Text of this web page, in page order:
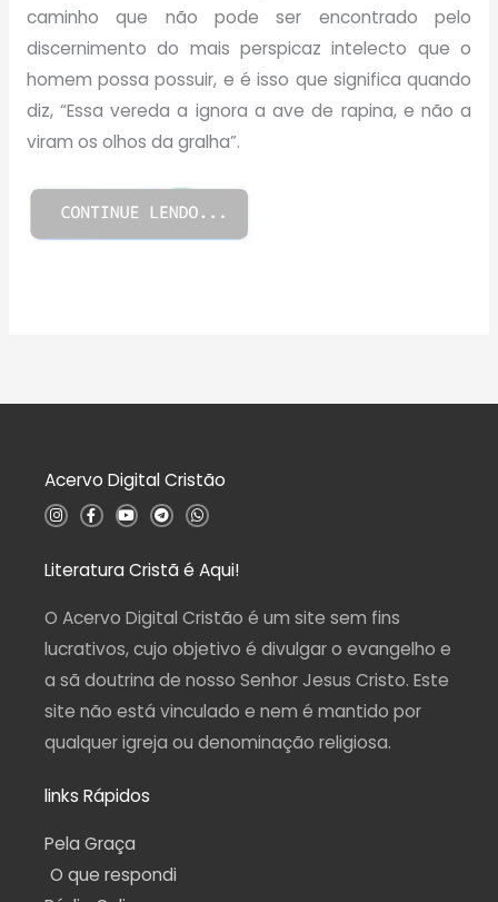
caminho que não pode ser encontrado pelo
discernimento do mais perspicaz intelecto que o
homem possa possuir, e é isso que significa quando
diz, “Essa vereda a ignora a ave de rapina, e não a
viram os olhos da gralha”.
Acervo Digital Cristão
I
n
a
g
a
m
F
a
b
o
-
f
Y
o
u
b
T
e
g
r
m
W
h
s
a
p
Literatura Cristã é Aqui!
O Acervo Digital Cristão é um site sem fins
lucrativos, cujo objetivo é divulgar o evangelho e
a sã doutrina de nosso Senhor Jesus Cristo. Este
site não está vinculado e nem é mantido por
qualquer igreja ou denominação religiosa.
links Rápidos
Pela Graça
O que respondi